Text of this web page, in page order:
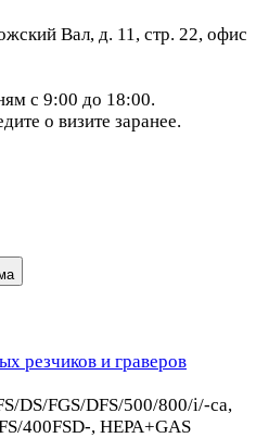
Вал, д. 11, стр. 22, офис
с 9:00 до 18:00.
о визите заранее.
резчиков и граверов
DS/FGS/DFS/500/800/i/-ca,
400FSD-, HEPA+GAS